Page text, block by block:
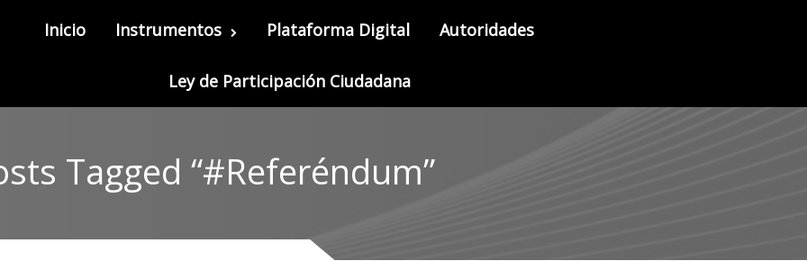
Inicio Instrumentos Plataforma Digital Autoridades
Ley de Participación Ciudadana
Tagged “#Referéndum”